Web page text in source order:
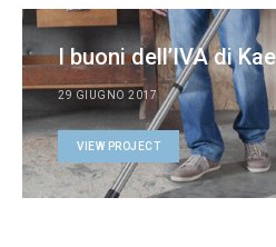
I buoni dell’IVA di
29 GIUGNO 2017
VIEW PROJECT